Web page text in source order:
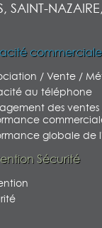
commerciale
/ Vente /
au téléphone
des ventes
globale de
Sécurité